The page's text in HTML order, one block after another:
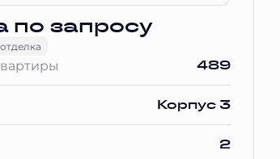
по запросу
489
Корпус 3
2